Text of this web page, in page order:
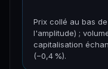
Prix collé au bas
l'amplitude) ;
capitalisation
(−0,4 %).